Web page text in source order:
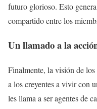
futuro glorioso. Esto
compartido entre los
Un llamado a la
Finalmente, la visión de los
a los creyentes a vivir con
les llama a ser agentes de